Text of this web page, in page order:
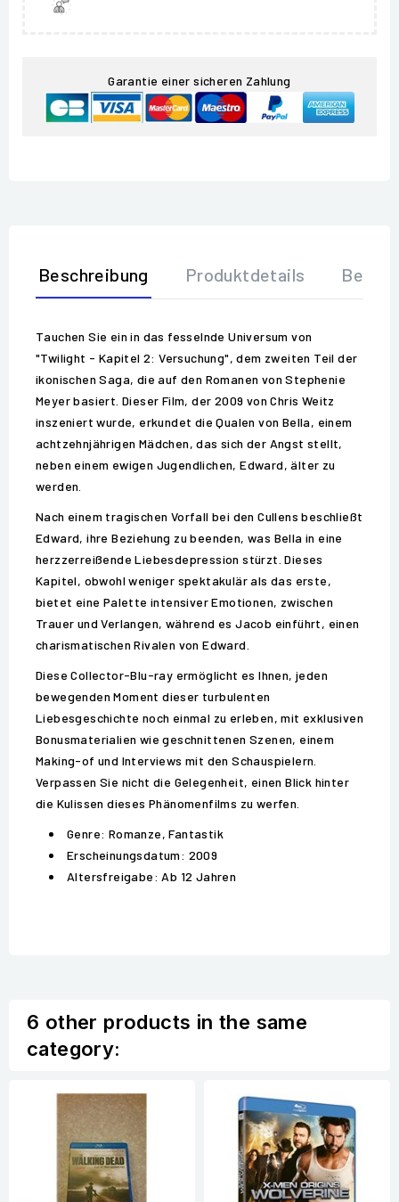
Garantie einer sicheren Zahlung
Beschreibung Produktdetails
Tauchen Sie ein in das fesselnde Universum von
"Twilight - Kapitel 2: Versuchung", dem zweiten Teil der
ikonischen Saga, die auf den Romanen von Stephenie
Meyer basiert. Dieser Film, der 2009 von Chris Weitz
inszeniert wurde, erkundet die Qualen von Bella, einem
achtzehnjährigen Mädchen, das sich der Angst stellt,
neben einem ewigen Jugendlichen, Edward, älter zu
werden.
Nach einem tragischen Vorfall bei den Cullens beschließt
Edward, ihre Beziehung zu beenden, was Bella in eine
herzzerreißende Liebesdepression stürzt. Dieses
Kapitel, obwohl weniger spektakulär als das erste,
bietet eine Palette intensiver Emotionen, zwischen
Trauer und Verlangen, während es Jacob einführt, einen
charismatischen Rivalen von Edward.
Diese Collector-Blu-ray ermöglicht es Ihnen, jeden
bewegenden Moment dieser turbulenten
Liebesgeschichte noch einmal zu erleben, mit exklusiven
Bonusmaterialien wie geschnittenen Szenen, einem
Making-of und Interviews mit den Schauspielern.
Verpassen Sie nicht die Gelegenheit, einen Blick hinter
die Kulissen dieses Phänomenfilms zu werfen.
Genre: Romanze, Fantastik
Erscheinungsdatum: 2009
Altersfreigabe: Ab 12 Jahren
6 other products in the same
category: